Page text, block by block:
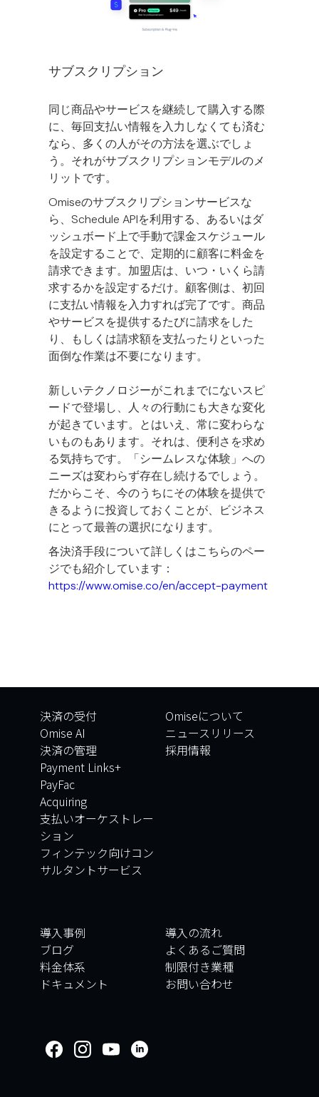
サブスクリプション
同じ商品やサービスを継続して購入する際
に、毎回支払い情報を入力しなくても済む
なら、多くの人がその方法を選ぶでしょ
う。それがサブスクリプションモデルのメ
リットです。
Omiseのサブスクリプションサービスな
ら、Schedule APIを利用する、あるいはダ
ッシュボード上で手動で課金スケジュール
を設定することで、定期的に顧客に料金を
請求できます。加盟店は、いつ・いくら請
求するかを設定するだけ。顧客側は、初回
に支払い情報を入力すれば完了です。商品
やサービスを提供するたびに請求をした
り、もしくは請求額を支払ったりといった
面倒な作業は不要になります。
新しいテクノロジーがこれまでにないスピ
ードで登場し、人々の行動にも大きな変化
が起きています。とはいえ、常に変わらな
いものもあります。それは、便利さを求め
る気持ちです。「シームレスな体験」への
ニーズは変わらず存在し続けるでしょう。
だからこそ、今のうちにその体験を提供で
きるように投資しておくことが、ビジネス
にとって最善の選択になります。
各決済手段について詳しくはこちらのペー
ジでも紹介しています：
https://www.omise.co/en/accept-payment
決済の受付
Omise AI
決済の管理
Payment Links+
PayFac
Acquiring
支払いオーケストレー
ション
フィンテック向けコン
サルタントサービス
Omiseについて
ニュースリリース
採用情報
導入事例
ブログ
料金体系
ドキュメント
導入の流れ
よくあるご質問
制限付き業種
お問い合わせ